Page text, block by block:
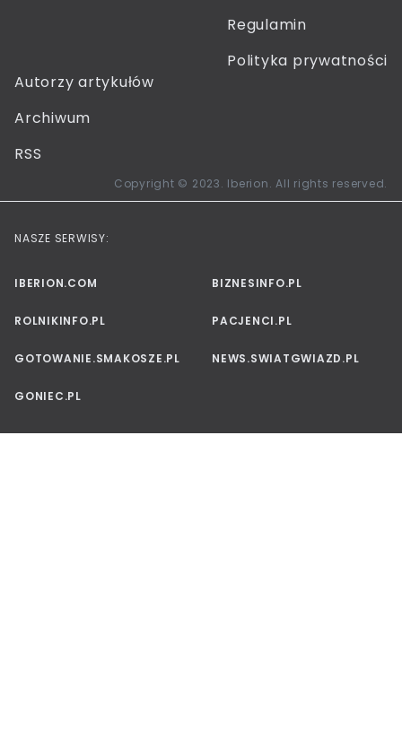
Regulamin
Polityka prywatności
Autorzy artykułów
Archiwum
RSS
Copyright © 2023. Iberion. All rights reserved.
NASZE SERWISY:
IBERION.COM BIZNESINFO.PL
ROLNIKINFO.PL PACJENCI.PL
GOTOWANIE.SMAKOSZE.PL NEWS.SWIATGWIAZD.PL
GONIEC.PL